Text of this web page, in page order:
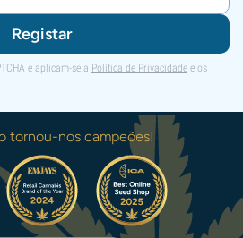
Registar
e aplicam-se a Política de Privacidade e os
tornou-nos campeões!